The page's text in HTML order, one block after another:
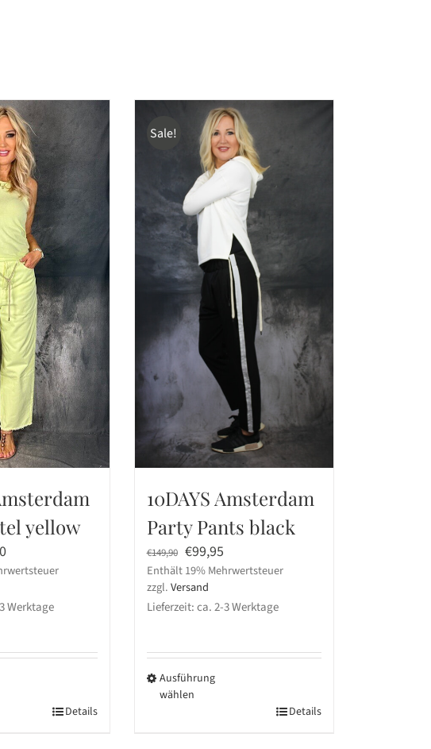
yellow
Aktueller
Preis
€109,00.
Werktage
Details
Sale!
10DAYS Amsterdam
Party Pants black
€149,90 Ursprünglicher
Preis
war:
€149,90
€99,95Aktueller
Preis
€99,95.
Enthält 19% Mehrwertsteuer
zzgl.Versand
Lieferzeit: ca. 2-3 Werktage
Ausführung
wählen
Details